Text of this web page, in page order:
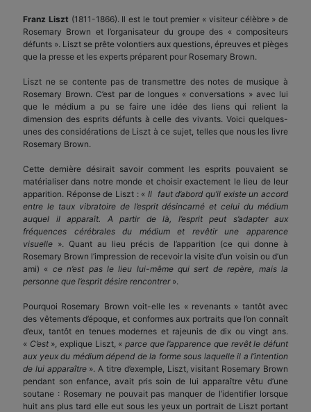
Franz Liszt (1811-1866). Il est le tout premier « visiteur célèbre » de
Rosemary Brown et l’organisateur du groupe des « compositeurs
défunts ». Liszt se prête volontiers aux questions, épreuves et pièges
que la presse et les experts préparent pour Rosemary Brown.
Liszt ne se contente pas de transmettre des notes de musique à
Rosemary Brown. C’est par de longues « conversations » avec lui
que le médium a pu se faire une idée des liens qui relient la
dimension des esprits défunts à celle des vivants. Voici quelques-
unes des considérations de Liszt à ce sujet, telles que nous les livre
Rosemary Brown.
Cette dernière désirait savoir comment les esprits pouvaient se
matérialiser dans notre monde et choisir exactement le lieu de leur
apparition. Réponse de Liszt : «Il faut d’abord qu’il existe un accord
entre le taux vibratoire de l’esprit désincarné et celui du médium
auquel il apparaît. A partir de là, l’esprit peut s’adapter aux
fréquences cérébrales du médium et revêtir une apparence
visuelle ». Quant au lieu précis de l’apparition (ce qui donne à
Rosemary Brown l’impression de recevoir la visite d’un voisin ou d’un
ami) « ce n’est pas le lieu lui-même qui sert de repère, mais la
personne que l’esprit désire rencontrer».
Pourquoi Rosemary Brown voit-elle les « revenants » tantôt avec
des vêtements d’époque, et conformes aux portraits que l’on connaît
d’eux, tantôt en tenues modernes et rajeunis de dix ou vingt ans.
« C’est», explique Liszt, «parce que l’apparence que revêt le défunt
aux yeux du médium dépend de la forme sous laquelle il a l’intention
de lui apparaître». A titre d’exemple, Liszt, visitant Rosemary Brown
pendant son enfance, avait pris soin de lui apparaître vêtu d’une
soutane : Rosemary ne pouvait pas manquer de l’identifier lorsque
huit ans plus tard elle eut sous les yeux un portrait de Liszt portant